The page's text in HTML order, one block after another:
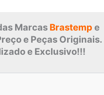
Marcas Brastemp e
e Peças Originais.
e Exclusivo!!!